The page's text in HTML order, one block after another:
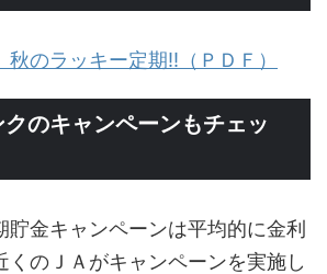
のラッキー定期!!（ＰＤＦ）
のキャンペーンもチェッ
貯金キャンペーンは平均的に金利
くのＪＡがキャンペーンを実施し